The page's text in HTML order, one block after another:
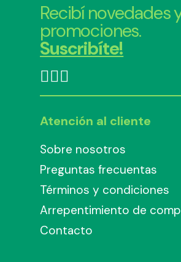
Recibí novedades
promociones.
Suscribíte!
Atención al cliente
Sobre nosotros
Preguntas frecuentas
Términos y condiciones
Arrepentimiento de
Contacto